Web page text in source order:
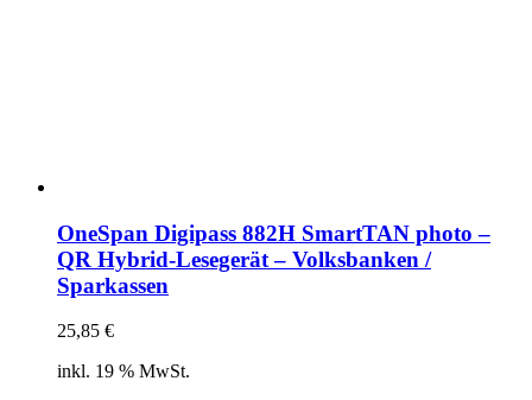
OneSpan Digipass 882H SmartTAN photo –
QR Hybrid-Lesegerät – Volksbanken /
Sparkassen
25,85 €
inkl. 19 % MwSt.